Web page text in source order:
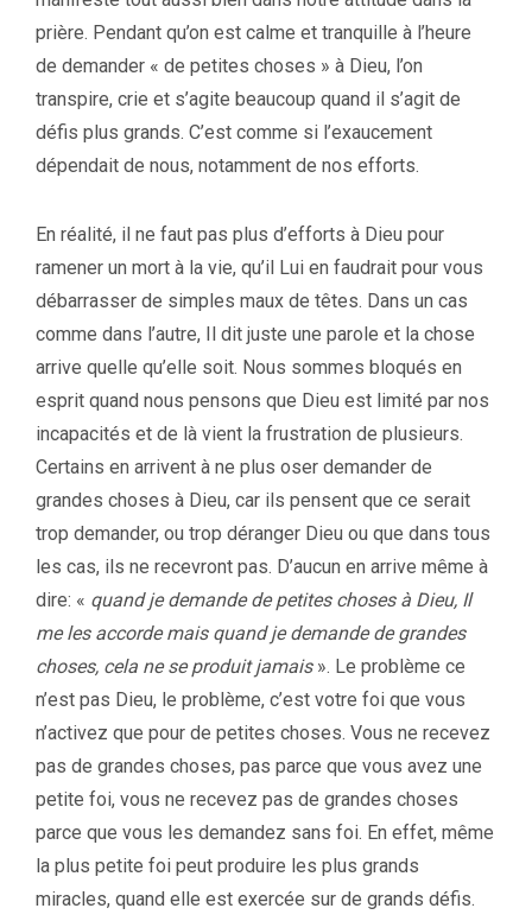
prière. Pendant qu’on est calme et tranquille à l’heure
de demander « de petites choses » à Dieu, l’on
transpire, crie et s’agite beaucoup quand il s’agit de
défis plus grands. C’est comme si l’exaucement
dépendait de nous, notamment de nos efforts.
En réalité, il ne faut pas plus d’efforts à Dieu pour
ramener un mort à la vie, qu’il Lui en faudrait pour vous
débarrasser de simples maux de têtes. Dans un cas
comme dans l’autre, Il dit juste une parole et la chose
arrive quelle qu’elle soit. Nous sommes bloqués en
esprit quand nous pensons que Dieu est limité par nos
incapacités et de là vient la frustration de plusieurs.
Certains en arrivent à ne plus oser demander de
grandes choses à Dieu, car ils pensent que ce serait
trop demander, ou trop déranger Dieu ou que dans tous
les cas, ils ne recevront pas. D’aucun en arrive même à
dire: « quand je demande de petites choses à Dieu, Il
me les accorde mais quand je demande de grandes
choses, cela ne se produit jamais». Le problème ce
n’est pas Dieu, le problème, c’est votre foi que vous
n’activez que pour de petites choses. Vous ne recevez
pas de grandes choses, pas parce que vous avez une
petite foi, vous ne recevez pas de grandes choses
parce que vous les demandez sans foi. En effet, même
la plus petite foi peut produire les plus grands
miracles, quand elle est exercée sur de grands défis.